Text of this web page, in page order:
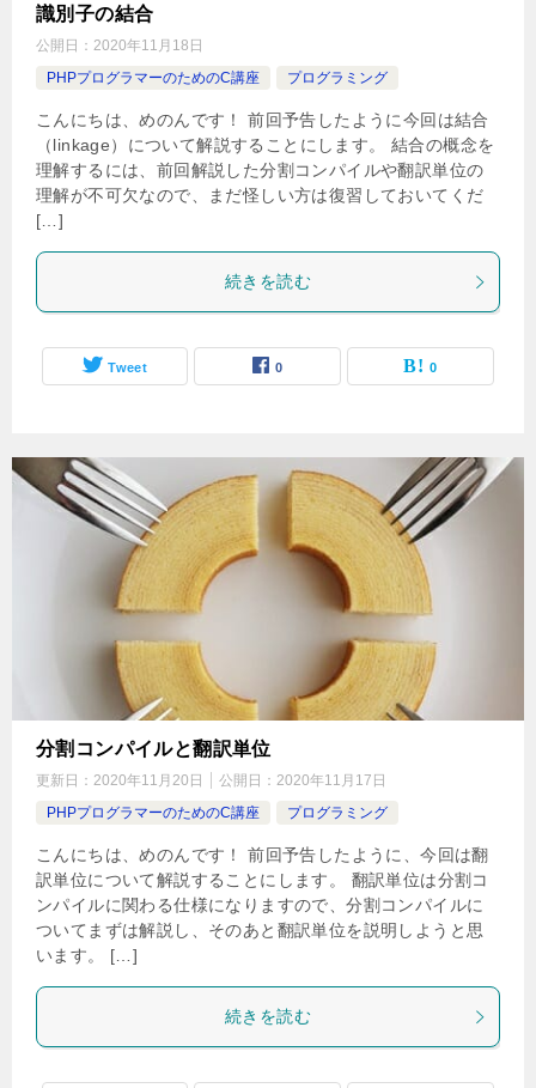
識別子の結合
公開日： 2020年11月18日
PHPプログラマーのためのC講座
プログラミング
こんにちは、めのんです！ 前回予告したように今回は結合
（linkage）について解説することにします。 結合の概念を
理解するには、前回解説した分割コンパイルや翻訳単位の
理解が不可欠なので、まだ怪しい方は復習しておいてくだ
[…]
続きを読む
Tweet 0 0
分割コンパイルと翻訳単位
更新日： 2020年11月20日 公開日： 2020年11月17日
PHPプログラマーのためのC講座
プログラミング
こんにちは、めのんです！ 前回予告したように、今回は翻
訳単位について解説することにします。 翻訳単位は分割コ
ンパイルに関わる仕様になりますので、分割コンパイルに
ついてまずは解説し、そのあと翻訳単位を説明しようと思
います。 […]
続きを読む